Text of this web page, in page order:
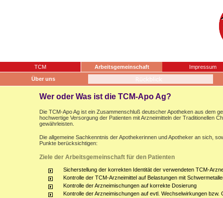
TCM Arbeitsgemeinschaft
Impressum
Über uns
Wer oder Was ist die TCM-Apo Ag?
Die TCM-Apo Ag ist ein Zusammenschluß deutscher Apotheken aus dem
hochwertige Versorgung der Patienten mit Arzneimitteln der Traditionellen
gewährleisten.
Die allgemeine Sachkenntnis der Apothekerinnen und Apotheker an sich,
Punkte berücksichtigen:
Ziele der Arbeitsgemeinschaft für den Patienten
Sicherstellung der korrekten Identität der verwendeten TCM-
Kontrolle der TCM-Arzneimittel auf Belastungen mit
Kontrolle der Arzneimischungen auf korrekte Dosierung
Kontrolle der Arzneimischungen auf evtl. Wechselwirkungen